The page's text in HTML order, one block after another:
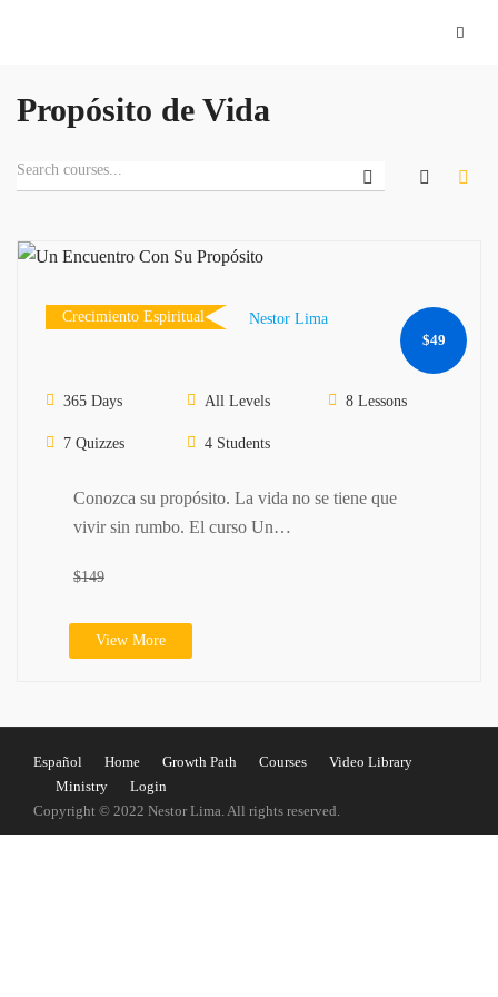
Propósito de Vida
Crecimiento Espiritual Nestor Lima
365 Days All Levels 8 Lessons
7 Quizzes 4 Students
Conozca su propósito. La vida no se tiene que
vivir sin rumbo. El curso Un…
$149
$49
View More
Español Home Growth Path Courses
Video Library
Ministry
Login
Copyright © 2022 Nestor Lima. All rights reserved.